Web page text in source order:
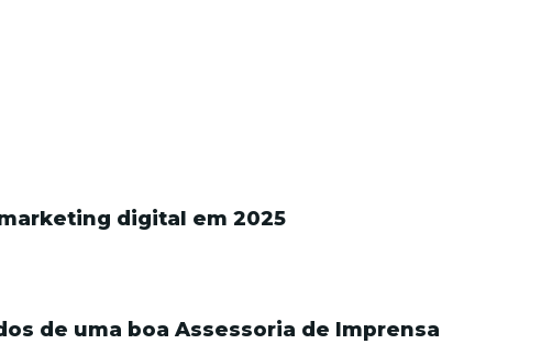
digital em 2025
de uma boa Assessoria de Imprensa